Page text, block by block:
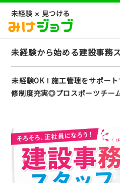
未経験から始める建設事務
未経験OK！施工管理をサポー
修制度充実◎プロスポーツチー